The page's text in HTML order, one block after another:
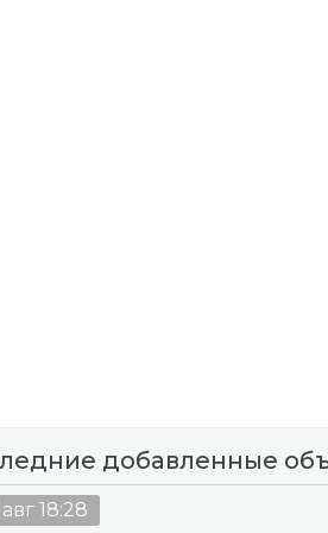
добавленные
18:28